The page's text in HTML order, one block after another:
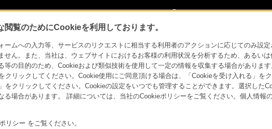
／ホームシアターシステム サブウーファー SA-SW5
ート・お問い合わせ
閲覧のためにCookieを利用しております。
ームへの入力等、サービスのリクエストに相当する利用者のアクションに応じてのみ設
せん。また、当社は、ウェブサイトにおけるお客様の利用状況を分析するため、あるい
等の目的のため、Cookieおよび類似技術を使用して一定の情報を収集する場合がありま
クリックしてください。Cookie使用にご同意頂ける場合は、「Cookieを受け入れる」を
をクリックしてください。Cookieの設定をいつでも管理することができます。選択した
る場合があります。 詳細については、当社のCookieポリシーをご覧ください。個人情報
リシー をご覧ください。